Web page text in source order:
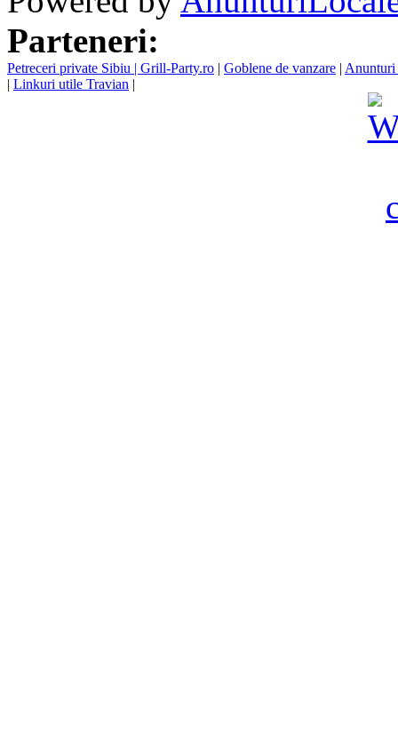
Parteneri:
Petreceri private Sibiu | Grill-Party.ro | Goblene de vanzare | Anunturi
| Linkuri utile Travian |